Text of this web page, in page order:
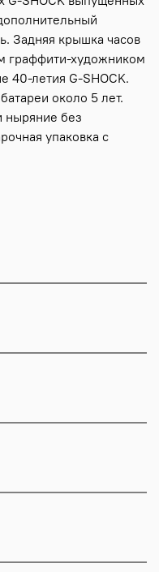
Задняя крышка часов
граффити-художником
40-летия G-SHOCK.
около 5 лет.
ныряние без
упаковка с